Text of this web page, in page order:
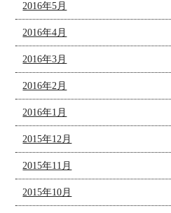
2016年5月
2016年4月
2016年3月
2016年2月
2016年1月
2015年12月
2015年11月
2015年10月